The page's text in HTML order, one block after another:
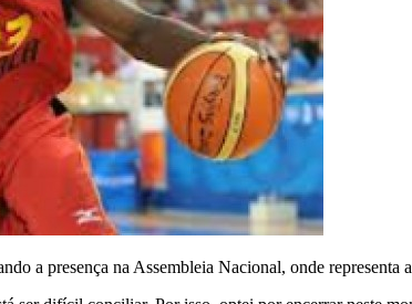
a presença na Assembleia Nacional, onde